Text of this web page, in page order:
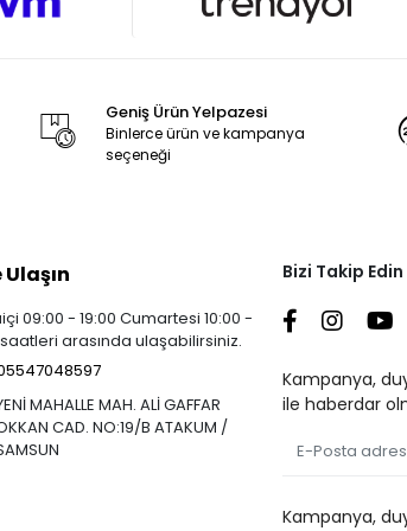
Geniş Ürün Yelpazesi
Binlerce ürün ve kampanya
seçeneği
Ulaşın
09:00 - 19:00 Cumartesi 10:00 -
saatleri arasında ulaşabilirsiniz.
MAHALLE MAH. ALİ GAFFAR
CAD. NO:19/B ATAKUM /
Bizi Takip Edin
Kampanya,
ile haberdar
Kampanya,